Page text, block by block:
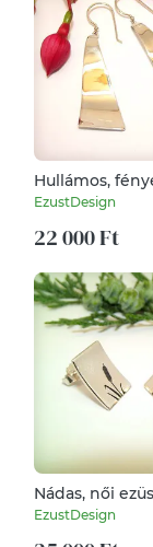
Hullámos,
ezüst fülbevaló
EzustDesign
22 000 Ft
Nádas, női
fülbevaló pár
EzustDesign